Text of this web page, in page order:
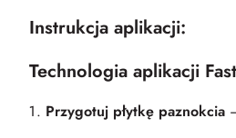
Instrukcja aplikacji:
Technologia aplikacji
Przygotuj płytkę paznokcia